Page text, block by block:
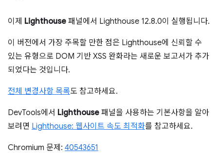
이제 Lighthouse 패널에서 Lighthouse 12.8.0이 실행됩니다.
이 버전에서 가장 주목할 만한 점은 Lighthouse에 신뢰할 수
있는 유형으로 DOM 기반 XSS 완화라는 새로운 보고서가 추가
되었다는 것입니다.
전체 변경사항 목록도 참고하세요.
DevTools에서 Lighthouse 패널을 사용하는 기본사항을 알아
보려면 Lighthouse: 웹사이트 속도 최적화를 참고하세요.
Chromium 문제: 40543651